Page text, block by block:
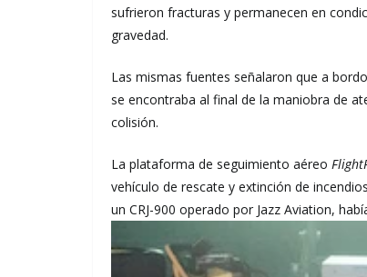
sufrieron fracturas y permanecen en
gravedad.
Las mismas fuentes señalaron que a
se encontraba al final de la maniobra de
colisión.
La plataforma de seguimiento aéreo
vehículo de rescate y extinción de
un CRJ-900 operado por Jazz Aviation,